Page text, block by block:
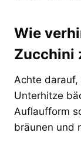
Wie
Zucchini
Achte
Unterhitze
Auflaufform
bräunen und